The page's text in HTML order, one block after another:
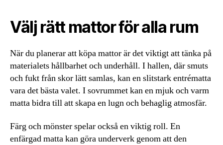
Välj rätt mattor för alla rum
När du planerar att köpa mattor är det viktigt att tänka på
materialets hållbarhet och underhåll. I hallen, där smuts
och fukt från skor lätt samlas, kan en slitstark entrématta
vara det bästa valet. I sovrummet kan en mjuk och varm
matta bidra till att skapa en lugn och behaglig atmosfär.
Färg och mönster spelar också en viktig roll. En
enfärgad matta kan göra underverk genom att den